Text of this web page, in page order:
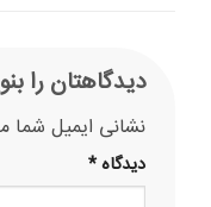
دیدگاهتان را
نشانی ایمیل شما
دیدگاه*